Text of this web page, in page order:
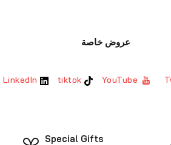
عروض خاصة
tiktok
LinkedIn
Special Gifts